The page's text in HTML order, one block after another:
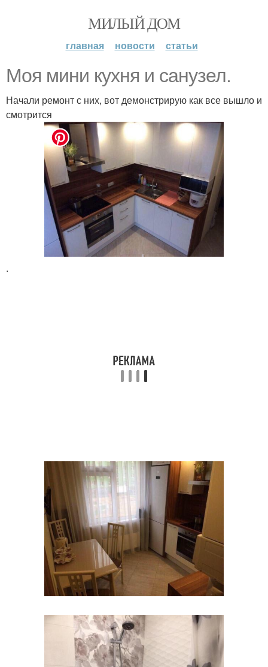
МИЛЫЙ ДОМ
главная новости статьи
Моя мини кухня и санузел.
Начали ремонт с них, вот демонстрирую как все вышло и
смотрится
.